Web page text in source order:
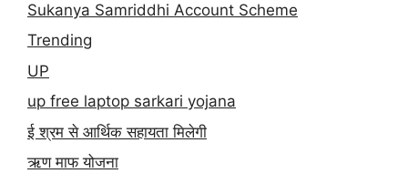
Sukanya Samriddhi Account Scheme
Trending
UP
up free laptop sarkari yojana
ई श्रम से आर्थिक सहायता मिलेगी
ऋण माफ योजना